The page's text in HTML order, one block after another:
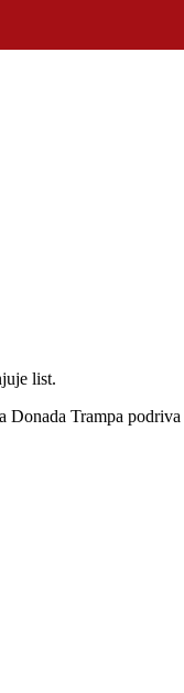
list.
Donada Trampa